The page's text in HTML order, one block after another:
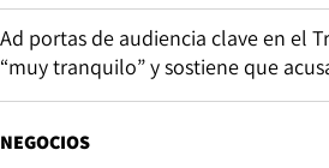
Ad portas de audiencia clave en el
“muy tranquilo” y sostiene que
NEGOCIOS